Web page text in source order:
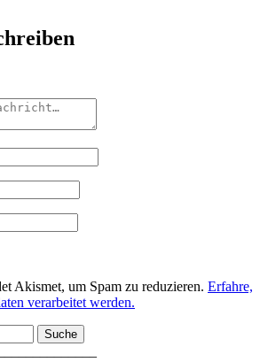
Akismet, um Spam zu reduzieren. Erfahre,
verarbeitet werden.